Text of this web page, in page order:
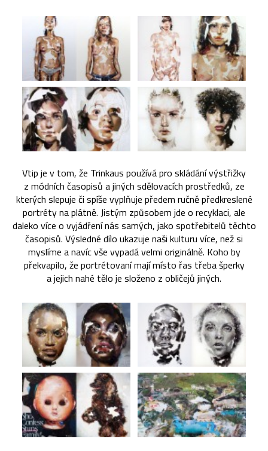
Vtip je v tom, že Trinkaus používá pro skládání výstřižky
z módních časopisů a jiných sdělovacích prostředků, ze
kterých slepuje či spíše vyplňuje předem ručně předkreslené
portréty na plátně. Jistým způsobem jde o recyklaci, ale
daleko více o vyjádření nás samých, jako spotřebitelů těchto
časopisů. Výsledné dílo ukazuje naši kulturu více, než si
myslíme a navíc vše vypadá velmi originálně. Koho by
překvapilo, že portrétovaní mají místo řas třeba šperky
a jejich nahé tělo je složeno z obličejů jiných.